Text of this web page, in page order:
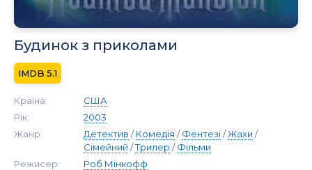
Будинок з приколами
5.1
Країна:
США
Рік:
2003
Жанр:
Детектив /Комедія /Фентезі/Жахи /
Сімейний /Трилер /Фільми
Режисер:
Роб Мінкофф